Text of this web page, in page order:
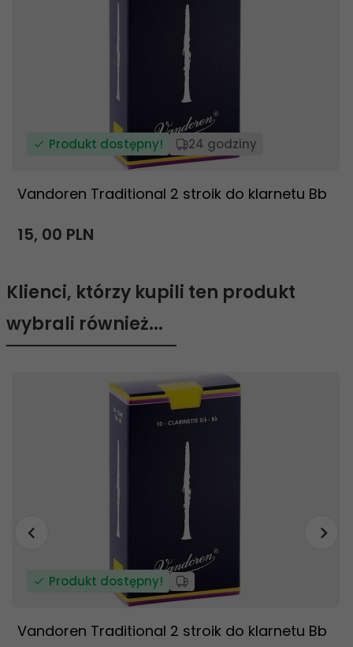
Produkt dostępny! 24 godziny
Vandoren Traditional 2 stroik do klarnetu Bb
15, 00 PLN
Klienci, którzy kupili ten produkt
wybrali również...
Produkt dostępny!
Vandoren Traditional 2 stroik do klarnetu Bb